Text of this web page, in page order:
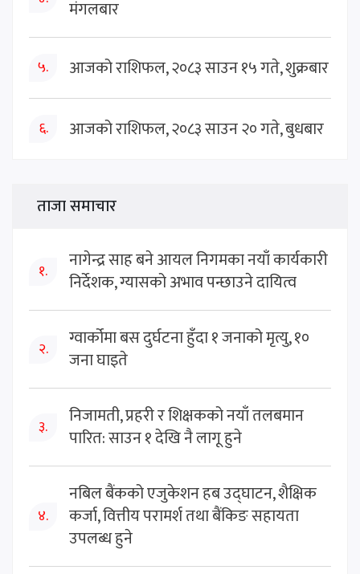
मंगलबार
५. आजको राशिफल, २०८३ साउन १५ गते, शुक्रबार
६. आजको राशिफल, २०८३ साउन २० गते, बुधबार
ताजा समाचार
१.
नागेन्द्र साह बने आयल निगमका नयाँ कार्यकारी
निर्देशक, ग्यासको अभाव पन्छाउने दायित्व
२.
ग्वार्कोमा बस दुर्घटना हुँदा १ जनाको मृत्यु, १०
जना घाइते
३.
निजामती, प्रहरी र शिक्षकको नयाँ तलबमान
पारित: साउन १ देखि नै लागू हुने
४.
नबिल बैंकको एजुकेशन हब उद्घाटन, शैक्षिक
कर्जा, वित्तीय परामर्श तथा बैंकिङ सहायता
उपलब्ध हुने